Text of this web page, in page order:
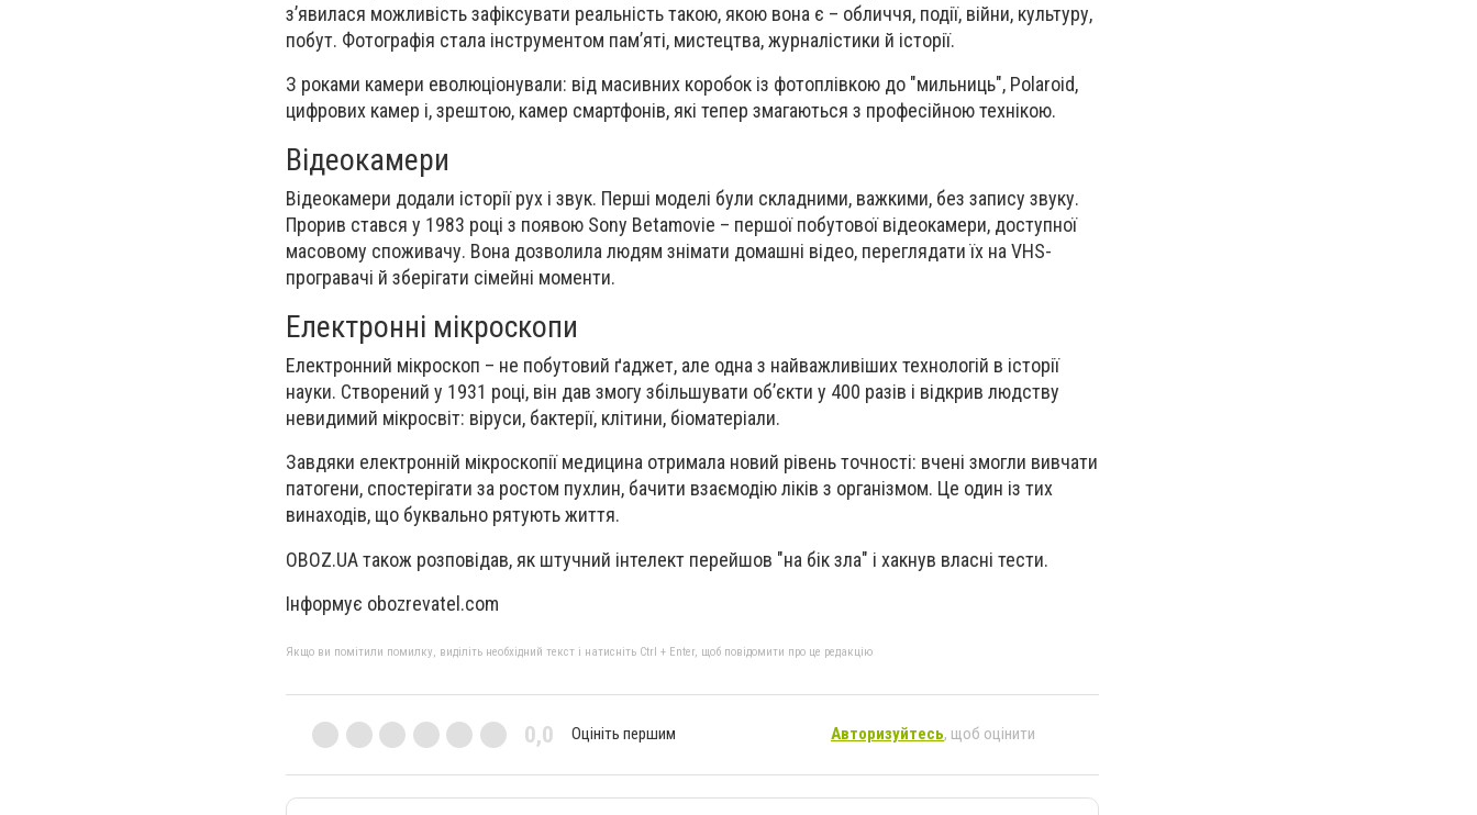
з’явилася можливість зафіксувати реальність такою, якою вона є – обличчя, події, війни, культуру,
побут. Фотографія стала інструментом пам’яті, мистецтва, журналістики й історії.
З роками камери еволюціонували: від масивних коробок із фотоплівкою до "мильниць", Polaroid,
цифрових камер і, зрештою, камер смартфонів, які тепер змагаються з професійною технікою.
Відеокамери
Відеокамери додали історії рух і звук. Перші моделі були складними, важкими, без запису звуку.
Прорив стався у 1983 році з появою Sony Betamovie – першої побутової відеокамери, доступної
масовому споживачу. Вона дозволила людям знімати домашні відео, переглядати їх на VHS-
програвачі й зберігати сімейні моменти.
Електронні мікроскопи
Електронний мікроскоп – не побутовий ґаджет, але одна з найважливіших технологій в історії
науки. Створений у 1931 році, він дав змогу збільшувати об’єкти у 400 разів і відкрив людству
невидимий мікросвіт: віруси, бактерії, клітини, біоматеріали.
Завдяки електронній мікроскопії медицина отримала новий рівень точності: вчені змогли вивчати
патогени, спостерігати за ростом пухлин, бачити взаємодію ліків з організмом. Це один із тих
винаходів, що буквально рятують життя.
OBOZ.UA також розповідав, як штучний інтелект перейшов "на бік зла" і хакнув власні тести.
Інформує obozrevatel.com
Якщо ви помітили помилку, виділіть необхідний текст і натисніть Ctrl + Enter, щоб повідомити про це редакцію
0,0 Оцініть першим Авторизуйтесь, щоб оцінити